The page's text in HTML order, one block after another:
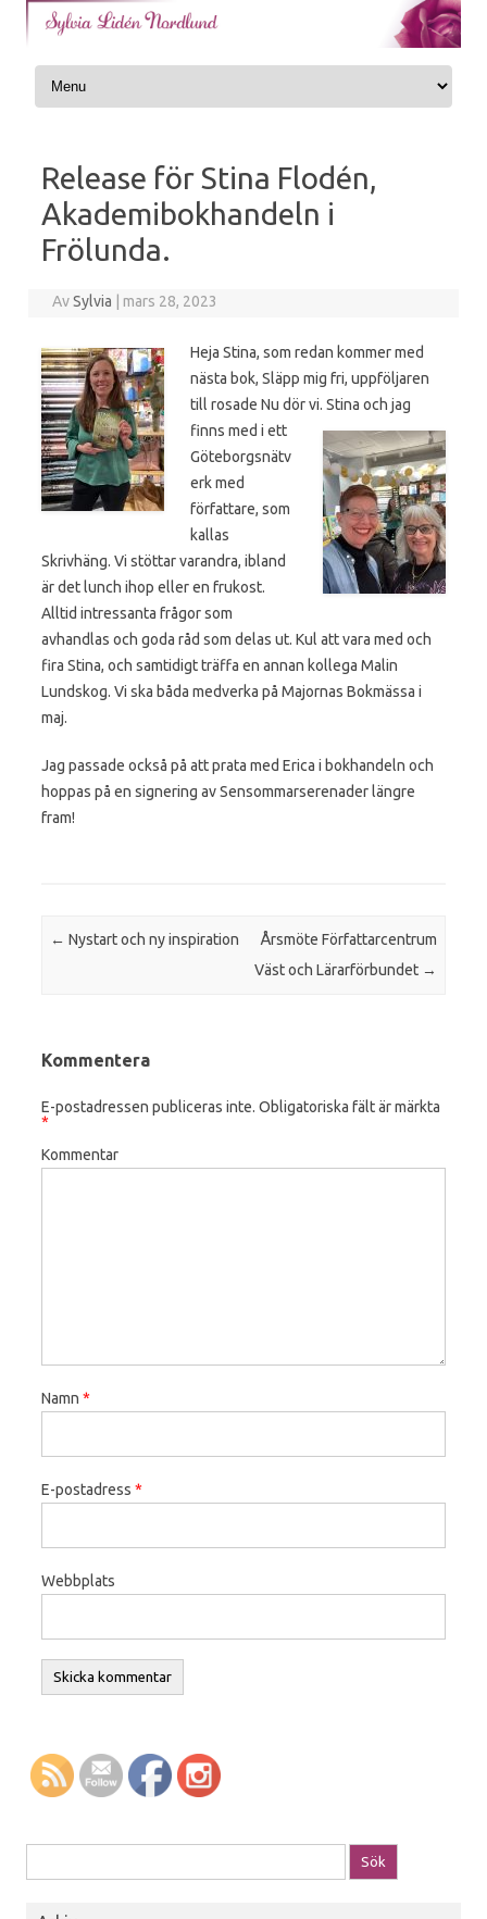
Skip to content
Release för Stina Flodén,
Akademibokhandeln i
Frölunda.
AvSylvia mars 28, 2023
Heja Stina, som redan kommer med
nästa bok, Släpp mig fri, uppföljaren
till rosade Nu dör vi. Stina och jag
finns med i ett
Göteborgsnätv
erk med
författare, som
kallas
Skrivhäng. Vi stöttar varandra, ibland
är det lunch ihop eller en frukost.
Alltid intressanta frågor som
avhandlas och goda råd som delas ut. Kul att vara med och
fira Stina, och samtidigt träffa en annan kollega Malin
Lundskog. Vi ska båda medverka på Majornas Bokmässa i
maj.
Jag passade också på att prata med Erica i bokhandeln och
hoppas på en signering av Sensommarserenader längre
fram!
Post navigation
← Nystart och ny inspiration
Årsmöte Författarcentrum
Väst och Lärarförbundet →
Kommentera
E-postadressen publiceras inte. Obligatoriska fält är märkta
*
Kommentar
Namn *
E-postadress *
Webbplats